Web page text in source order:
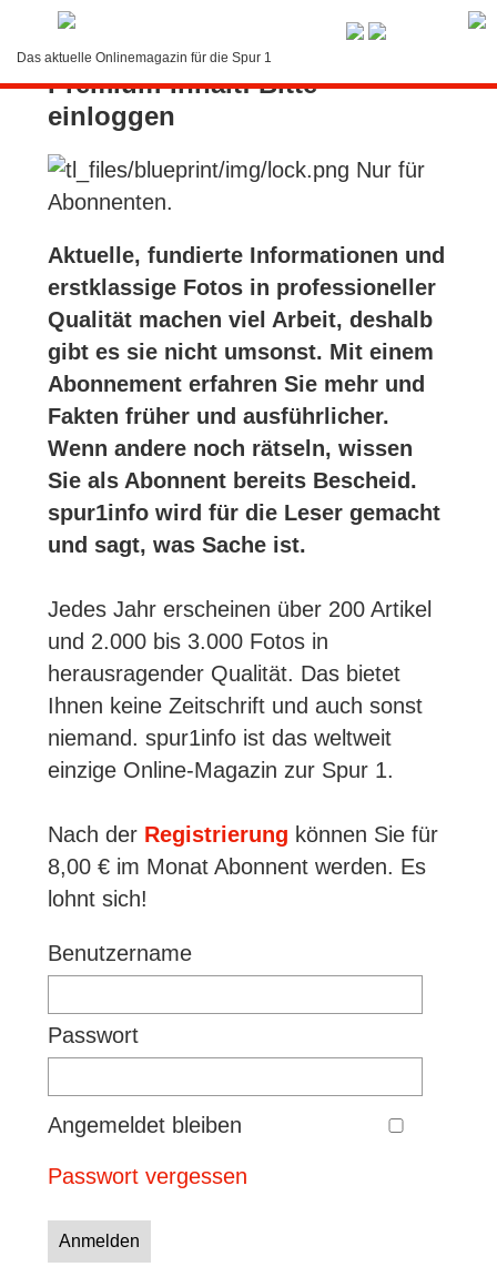
Das aktuelle Onlinemagazin für die Spur 1
Premium-Inhalt: Bitte
einloggen
Nur für
Abonnenten.
Aktuelle, fundierte Informationen und
erstklassige Fotos in professioneller
Qualität machen viel Arbeit, deshalb
gibt es sie nicht umsonst. Mit einem
Abonnement erfahren Sie mehr und
Fakten früher und ausführlicher.
Wenn andere noch rätseln, wissen
Sie als Abonnent bereits Bescheid.
spur1info wird für die Leser gemacht
und sagt, was Sache ist.
Jedes Jahr erscheinen über 200 Artikel
und 2.000 bis 3.000 Fotos in
herausragender Qualität. Das bietet
Ihnen keine Zeitschrift und auch sonst
niemand. spur1info ist das weltweit
einzige Online-Magazin zur Spur 1.
Nach der Registrierung können Sie für
8,00 € im Monat Abonnent werden. Es
lohnt sich!
Benutzername
Passwort
Angemeldet bleiben
Passwort vergessen
Anmelden
LOGIN
Kontakt
Abonnement